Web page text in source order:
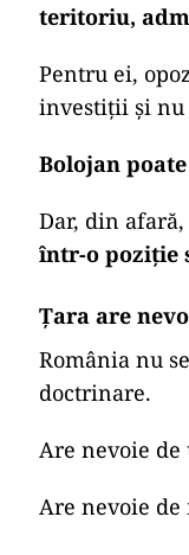
teritoriu,
Pentru ei,
investiții și nu
Bolojan
Dar, din afară,
într-o poziție
Țara are
România nu
doctrinare.
Are nevoie
Are nevoie de